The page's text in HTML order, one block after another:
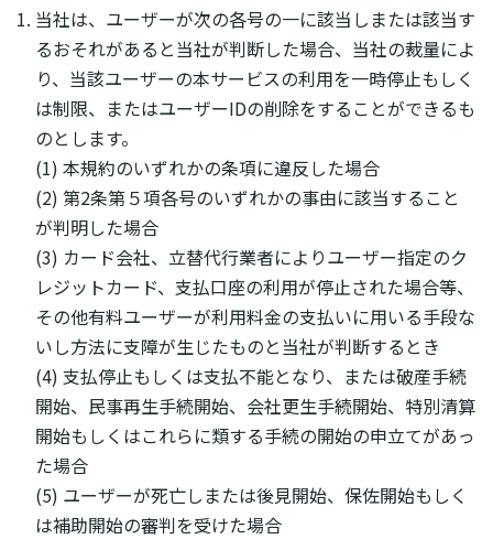
当社は、ユーザーが次の各号の一に該当しまたは該当す
るおそれがあると当社が判断した場合、当社の裁量によ
り、当該ユーザーの本サービスの利用を一時停止もしく
は制限、またはユーザーIDの削除をすることができるも
のとします。
(1) 本規約のいずれかの条項に違反した場合
(2) 第2条第５項各号のいずれかの事由に該当すること
が判明した場合
(3) カード会社、立替代行業者によりユーザー指定のク
レジットカード、支払口座の利用が停止された場合等、
その他有料ユーザーが利用料金の支払いに用いる手段な
いし方法に支障が生じたものと当社が判断するとき
(4) 支払停止もしくは支払不能となり、または破産手続
開始、民事再生手続開始、会社更生手続開始、特別清算
開始もしくはこれらに類する手続の開始の申立てがあっ
た場合
(5) ユーザーが死亡しまたは後見開始、保佐開始もしく
は補助開始の審判を受けた場合